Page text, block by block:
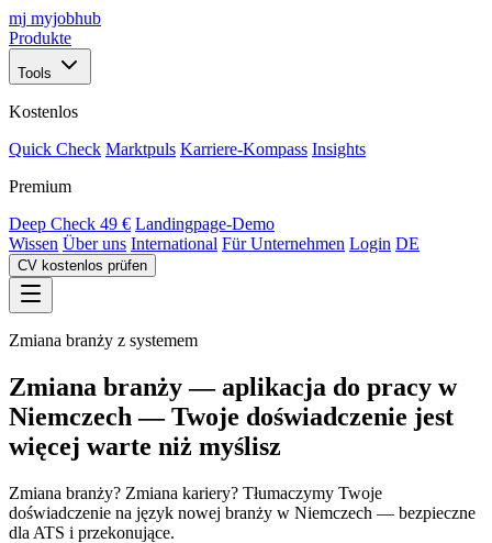
mj myjobhub
Produkte
Tools
Kostenlos
Quick Check Marktpuls Karriere-Kompass Insights
Premium
Deep Check 49 € Landingpage-Demo
Wissen Über uns International Für Unternehmen Login DE
CV kostenlos prüfen
Zmiana branży z systemem
Zmiana branży — aplikacja do pracy w
Niemczech — Twoje doświadczenie jest
więcej warte niż myślisz
Zmiana branży? Zmiana kariery? Tłumaczymy Twoje
doświadczenie na język nowej branży w Niemczech — bezpieczne
dla ATS i przekonujące.